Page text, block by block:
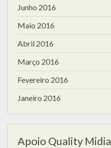
Junho 2016
Maio 2016
Abril 2016
Março 2016
Fevereiro 2016
Janeiro 2016
Apoio Quality Midia